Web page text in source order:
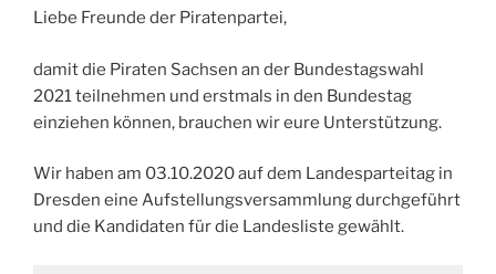
Liebe Freunde der Piratenpartei,
damit die Piraten Sachsen an der Bundestagswahl
2021 teilnehmen und erstmals in den Bundestag
einziehen können, brauchen wir eure Unterstützung.
Wir haben am 03.10.2020 auf dem Landesparteitag in
Dresden eine Aufstellungsversammlung durchgeführt
und die Kandidaten für die Landesliste gewählt.